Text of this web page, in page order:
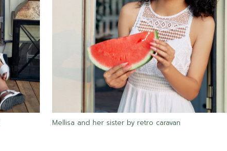
Mellisa and her sister by retro caravan